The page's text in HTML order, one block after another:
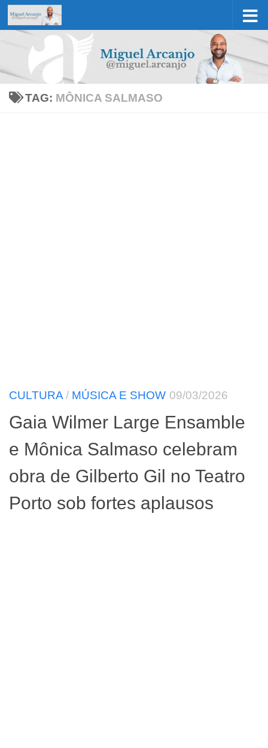
Skip to content
TAG: MÔNICA SALMASO
CULTURA/ MÚSICA E SHOW 09/03/2026
Gaia Wilmer Large Ensamble
e Mônica Salmaso celebram
obra de Gilberto Gil no Teatro
Porto sob fortes aplausos